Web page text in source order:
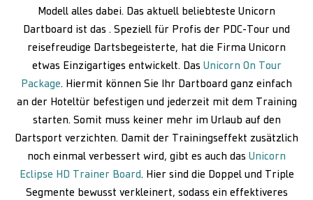
Modell alles dabei. Das aktuell beliebteste Unicorn
Dartboard ist das . Speziell für Profis der PDC-Tour und
reisefreudige Dartsbegeisterte, hat die Firma Unicorn
etwas Einzigartiges entwickelt. Das Unicorn On Tour
Package. Hiermit können Sie Ihr Dartboard ganz einfach
an der Hoteltür befestigen und jederzeit mit dem Training
starten. Somit muss keiner mehr im Urlaub auf den
Dartsport verzichten. Damit der Trainingseffekt zusätzlich
noch einmal verbessert wird, gibt es auch das Unicorn
Eclipse HD Trainer Board. Hier sind die Doppel und Triple
Segmente bewusst verkleinert, sodass ein effektiveres